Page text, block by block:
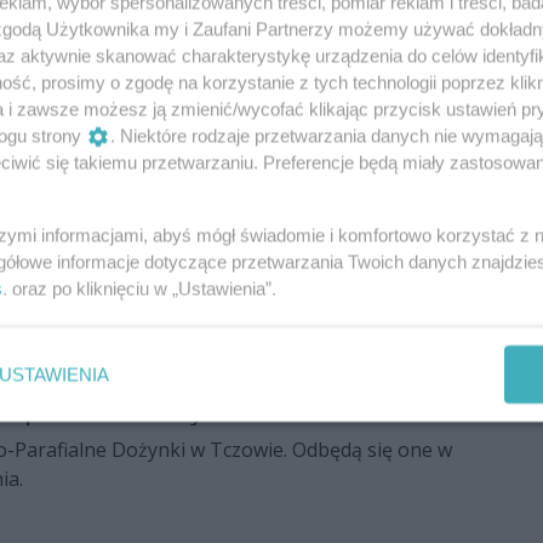
zakazem wpadł do rowu
i wpadł do rowu. Okazało się, że był pijany i
prowadzenia samochodu.
na 9,5 kilometra dróg
Tczów, Wolanów - m.in. te samorządy
do realizacji drogowych inwestycji. Łącznie to
Parafialne Dożynki w Tczowie. Odbędą się one w
Użytkownika my i Zaufani Partnerzy możemy używać
aktywnie skanować charakterystykę urządzenia do celów
prosimy o zgodę na korzystanie z tych technologii poprzez
i zawsze możesz ją zmienić/wycofać klikając przycisk ustawień
strony
. Niektóre rodzaje przetwarzania danych nie
się takiemu przetwarzaniu. Preferencje będą miały
informacjami, abyś mógł świadomie i komfortowo korzystać z
informacje dotyczące przetwarzania Twoich danych
. oraz po kliknięciu w „Ustawienia”.
USTAWIENIA